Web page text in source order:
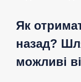
Як
назад?
можливі